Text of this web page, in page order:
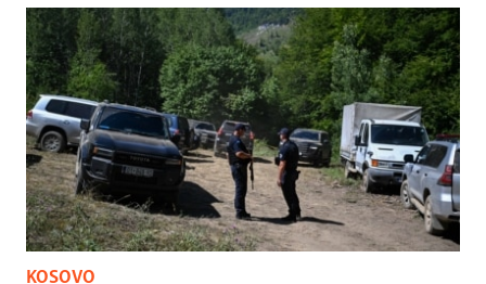
KOSOVO